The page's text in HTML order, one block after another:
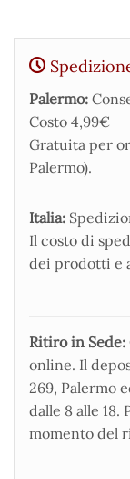
Palermo:
Costo 4,99€
Gratuita per
Palermo).
Italia:
Il costo di
dei prodotti e
Ritiro in Sede:
online. Il
269, Palermo
dalle 8 alle
momento del